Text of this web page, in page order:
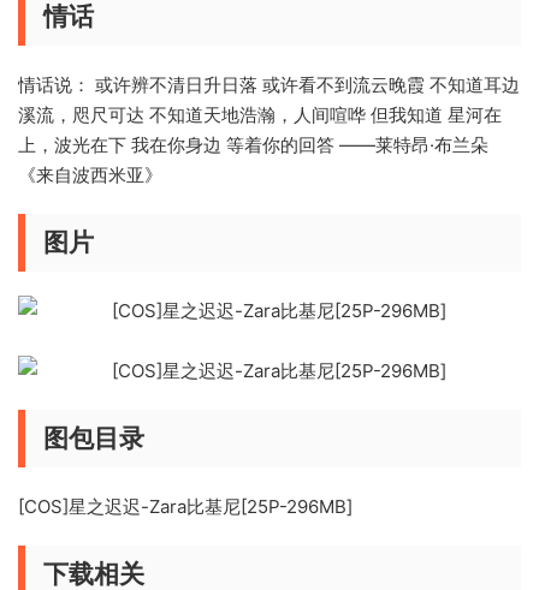
情话
情话说： 或许辨不清日升日落 或许看不到流云晚霞 不知道耳边
溪流，咫尺可达 不知道天地浩瀚，人间喧哗 但我知道 星河在
上，波光在下 我在你身边 等着你的回答 ——莱特昂·布兰朵
《来自波西米亚》
图片
图包目录
[COS]星之迟迟-Zara比基尼[25P-296MB]
下载相关